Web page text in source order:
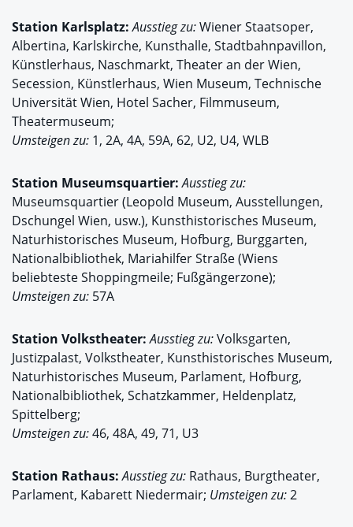
Station Karlsplatz: Ausstieg zu:Wiener Staatsoper,
Albertina, Karlskirche, Kunsthalle, Stadtbahnpavillon,
Künstlerhaus, Naschmarkt, Theater an der Wien,
Secession, Künstlerhaus, Wien Museum, Technische
Universität Wien, Hotel Sacher, Filmmuseum,
Theatermuseum;
Umsteigen zu: 1, 2A, 4A, 59A, 62, U2, U4, WLB
Station Museumsquartier: Ausstieg zu:
Museumsquartier (Leopold Museum, Ausstellungen,
Dschungel Wien, usw.), Kunsthistorisches Museum,
Naturhistorisches Museum, Hofburg, Burggarten,
Nationalbibliothek, Mariahilfer Straße (Wiens
beliebteste Shoppingmeile; Fußgängerzone);
Umsteigen zu: 57A
Station Volkstheater: Ausstieg zu:Volksgarten,
Justizpalast, Volkstheater, Kunsthistorisches Museum,
Naturhistorisches Museum, Parlament, Hofburg,
Nationalbibliothek, Schatzkammer, Heldenplatz,
Spittelberg;
Umsteigen zu:46, 48A, 49, 71, U3
Station Rathaus: Ausstieg zu: Rathaus, Burgtheater,
Parlament, Kabarett Niedermair; Umsteigen zu:2